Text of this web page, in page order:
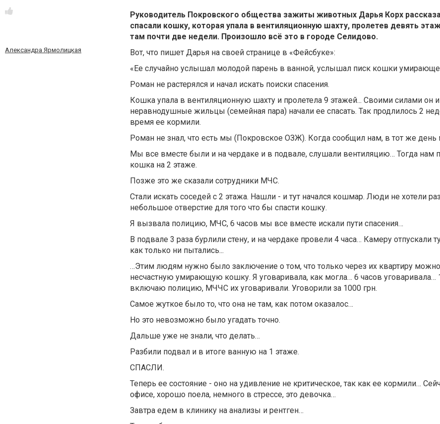
Александра Ярмолицкая
Руководитель Покровского общества зажиты животных Дарья Корх
спасали кошку, которая упала в вентиляционную шахту, пролетев девять
там почти две недели. Произошло всё это в городе Селидово.
Вот, что пишет Дарья на своей странице в «Фейсбуке»:
«Ее случайно услышал молодой парень в ванной, услышал писк кошки
Роман не растерялся и начал искать поиски спасения.
Кошка упала в вентиляционную шахту и пролетела 9 этажей... Своими силами он и
неравнодушные жильцы (семейная пара) начали ее спасать. Так продлилось 2
время ее кормили.
Роман не знал, что есть мы (Покровское ОЗЖ). Когда сообщил нам, в тот же
Мы все вместе были и на чердаке и в подвале, слушали вентиляцию… Тогда нам
кошка на 2 этаже.
Позже это же сказали сотрудники МЧС.
Стали искать соседей с 2 этажа. Нашли - и тут начался кошмар. Люди не хотели
небольшое отверстие для того что бы спасти кошку.
Я вызвала полицию, МЧС, 6 часов мы все вместе искали пути спасения…
В подвале 3 раза бурлили стену, и на чердаке провели 4 часа… Камеру отпускали
как только ни пытались...
…Этим людям нужно было заключение о том, что только через их квартиру можно
несчастную умирающую кошку. Я уговаривала, как могла… 6 часов уговаривала…
включаю полицию, МЧЧС их уговаривали. Уговорили за 1000 грн.
Самое жуткое было то, что она не там, как потом оказалос…
Но это невозможно было угадать точно.
Дальше уже не знали, что делать…
Разбили подвал и в итоге ванную на 1 этаже.
СПАСЛИ.
Теперь ее состояние - оно на удивление не критическое, так как ее кормили…
офисе, хорошо поела, немного в стрессе, это девочка…
Завтра едем в клинику на анализы и рентген…